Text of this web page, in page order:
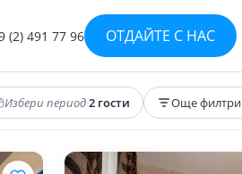
(2) 491 77 96 ОТДАЙТЕ С НАС
Избери период·2 гости Още филтри